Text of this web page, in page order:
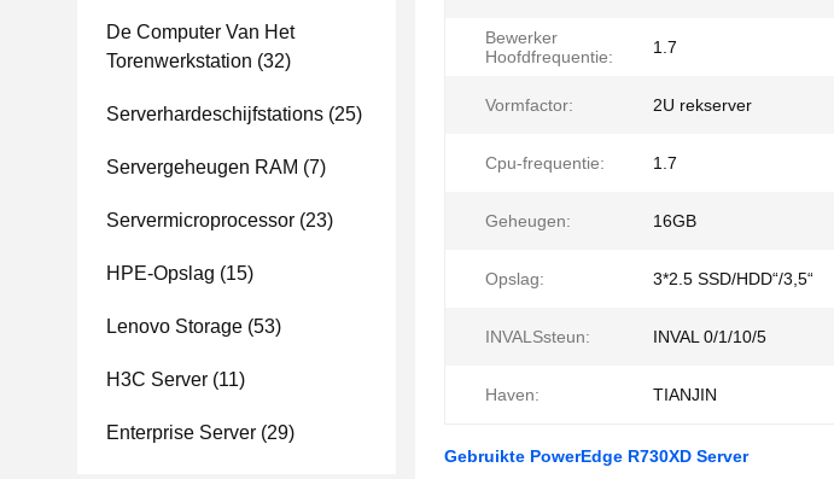
De Computer Van Het
Torenwerkstation (32)
Serverhardeschijfstations (25)
Servergeheugen RAM (7)
Servermicroprocessor (23)
HPE-Opslag (15)
Lenovo Storage (53)
H3C Server (11)
Enterprise Server (29)
Bewerker
Hoofdfrequentie:
1.7
Vormfactor: 2U rekserver
Cpu-frequentie: 1.7
Geheugen: 16GB
Opslag: 3*2.5 SSD/HDD“/3,5“
INVALSsteun: INVAL 0/1/10/5
Haven: TIANJIN
Gebruikte PowerEdge R730XD Server